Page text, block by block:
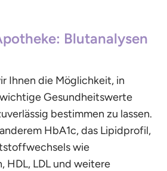
Blutanalysen
Ihnen die Möglichkeit, in
Gesundheitswerte
bestimmen zu lassen.
HbA1c, das Lipidprofil,
wie
HDL, LDL und weitere